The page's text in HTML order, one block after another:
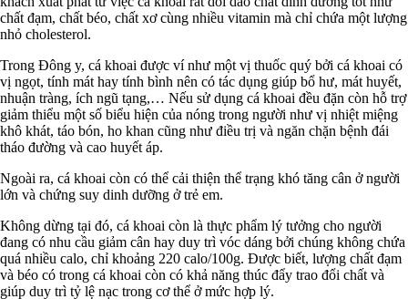
chất đạm, chất béo, chất xơ cùng nhiều vitamin mà chỉ chứa một lượng
nhỏ cholesterol.
Trong Đông y, cá khoai được ví như một vị thuốc quý bởi cá khoai có
vị ngọt, tính mát hay tính bình nên có tác dụng giúp bổ hư, mát huyết,
nhuận tràng, ích ngũ tạng,… Nếu sử dụng cá khoai đều đặn còn hỗ trợ
giảm thiểu một số biểu hiện của nóng trong người như vị nhiệt miệng
khô khát, táo bón, ho khan cũng như điều trị và ngăn chặn bệnh đái
tháo đường và cao huyết áp.
Ngoài ra, cá khoai còn có thể cải thiện thể trạng khó tăng cân ở người
lớn và chứng suy dinh dưỡng ở trẻ em.
Không dừng tại đó, cá khoai còn là thực phẩm lý tưởng cho người
đang có nhu cầu giảm cân hay duy trì vóc dáng bởi chúng không chứa
quá nhiều calo, chỉ khoảng 220 calo/100g. Được biết, lượng chất đạm
và béo có trong cá khoai còn có khả năng thúc đẩy trao đổi chất và
giúp duy trì tỷ lệ nạc trong cơ thể ở mức hợp lý.